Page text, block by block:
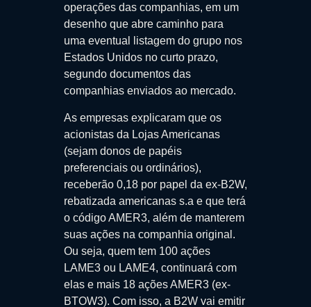
operações das companhias, em um
desenho que abre caminho para
uma eventual listagem do grupo nos
Estados Unidos no curto prazo,
segundo documentos das
companhias enviados ao mercado.
As empresas explicaram que os
acionistas da Lojas Americanas
(sejam donos de papéis
preferenciais ou ordinários),
receberão 0,18 por papel da ex-B2W,
rebatizada americanas s.a e que terá
o código AMER3, além de manterem
suas ações na companhia original.
Ou seja, quem tem 100 ações
LAME3 ou LAME4, continuará com
elas e mais 18 ações AMER3 (ex-
BTOW3). Com isso, a B2W vai emitir